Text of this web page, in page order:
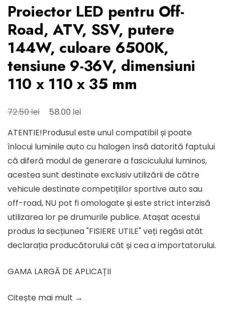
Proiector LED pentru Off-
Road, ATV, SSV, putere
144W, culoare 6500K,
tensiune 9-36V, dimensiuni
110 x 110 x 35 mm
72.50lei
Prețul
a
fost:
72.50 lei.
58.00 lei
este:
58.00 lei.
ATENTIE!Produsul este unul compatibil și poate
înlocui luminile auto cu halogen însă datorită faptului
că diferă modul de generare a fasciculului luminos,
acestea sunt destinate exclusiv utilizării de către
vehicule destinate competițiilor sportive auto sau
off-road, NU pot fi omologate și este strict interzisă
utilizarea lor pe drumurile publice. Atașat acestui
produs la secțiunea "FISIERE UTILE" veți regăsi atât
declarația producătorului cât și cea a importatorului.
GAMA LARGĂ DE APLICAȚII
Citește mai mult →